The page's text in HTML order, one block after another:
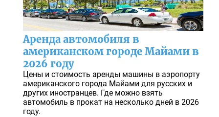
Аренда автомобиля в
американском городе Майами в
2026 году
Цены и стоимость аренды машины в аэропорту
американского города Майами для русских и
других иностранцев. Где можно взять
автомобиль в прокат на несколько дней в 2026
году.